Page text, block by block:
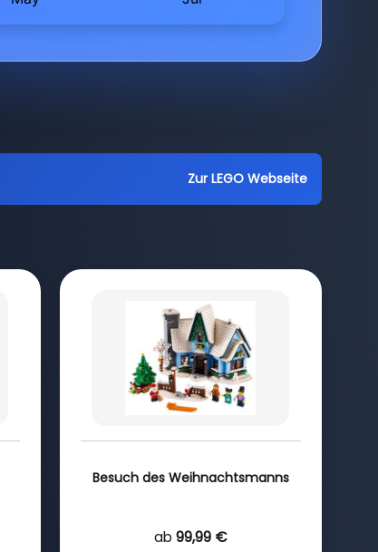
Zur LEGO Webseite
Besuch des Weihnachtsmanns
ab 99,99 €